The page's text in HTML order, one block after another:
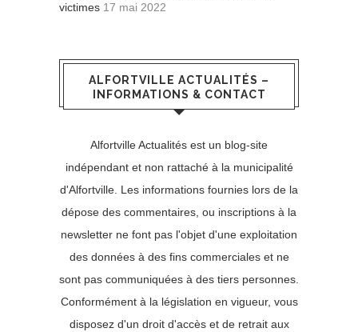
victimes 17 mai 2022
ALFORTVILLE ACTUALITÉS –
INFORMATIONS & CONTACT
Alfortville Actualités est un blog-site
indépendant et non rattaché à la municipalité
d'Alfortville. Les informations fournies lors de la
dépose des commentaires, ou inscriptions à la
newsletter ne font pas l'objet d'une exploitation
des données à des fins commerciales et ne
sont pas communiquées à des tiers personnes.
Conformément à la législation en vigueur, vous
disposez d'un droit d'accès et de retrait aux